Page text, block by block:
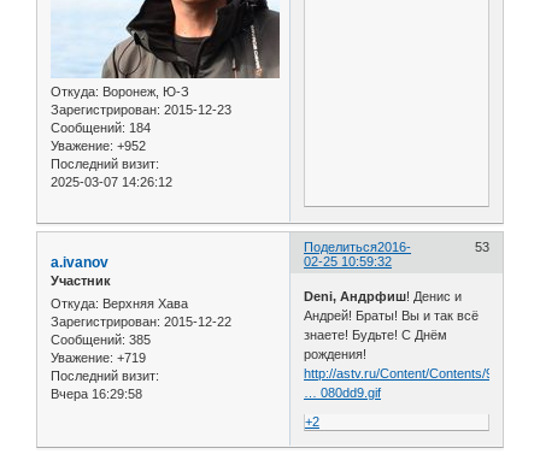
Откуда: Воронеж, Ю-З
Зарегистрирован: 2015-12-23
Сообщений: 184
Уважение: +952
Последний визит:
2025-03-07 14:26:12
Поделиться 53
2016-
02-25 10:59:32
a.ivanov
Участник
Откуда: Верхняя Хава
Зарегистрирован: 2015-12-22
Сообщений: 385
Уважение: +719
Последний визит:
Вчера 16:29:58
Deni, Андрфиш! Денис и
Андрей! Браты! Вы и так всё
знаете! Будьте! С Днём
рождения!
http://astv.ru/Content/Contents/90/71/3
… 080dd9.gif
+2